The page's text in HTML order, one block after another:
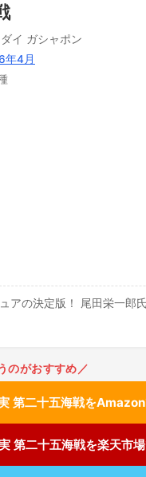
イ ガシャポン
年4月
アの決定版！ 尾田栄一郎
のがおすすめ／
第二十五海戦を
第二十五海戦を楽天市